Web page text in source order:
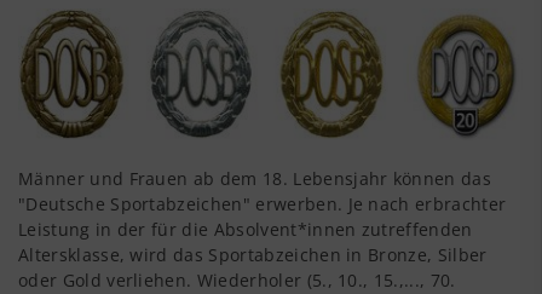
Männer und Frauen ab dem 18. Lebensjahr können das
"Deutsche Sportabzeichen" erwerben. Je nach erbrachter
Leistung in der für die Absolvent*innen zutreffenden
Altersklasse, wird das Sportabzeichen in Bronze, Silber
oder Gold verliehen. Wiederholer (5., 10., 15.,..., 70.